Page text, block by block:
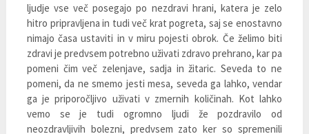
ljudje vse več posegajo po nezdravi hrani, katera je zelo
hitro pripravljena in tudi več krat pogreta, saj se enostavno
nimajo časa ustaviti in v miru pojesti obrok. Če želimo biti
zdravi je predvsem potrebno uživati zdravo prehrano, kar pa
pomeni čim več zelenjave, sadja in žitaric. Seveda to ne
pomeni, da ne smemo jesti mesa, seveda ga lahko, vendar
ga je priporočljivo uživati v zmernih količinah. Kot lahko
vemo se je tudi ogromno ljudi že pozdravilo od
neozdravljivih bolezni, predvsem zato ker so spremenili